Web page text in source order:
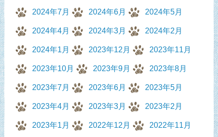
2024年7月 2024年6月 2024年5月
2024年4月 2024年3月 2024年2月
2024年1月 2023年12月 2023年11月
2023年10月 2023年9月 2023年8月
2023年7月 2023年6月 2023年5月
2023年4月 2023年3月 2023年2月
2023年1月 2022年12月 2022年11月